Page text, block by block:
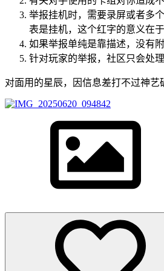
举报挂机时，需要录屏或者多
表是挂机，这个红字的意义在
如果举报单纯是靠描述，没有
针对玩家的举报，社区只会处
对面用的星辰，因信息差打不过神艺